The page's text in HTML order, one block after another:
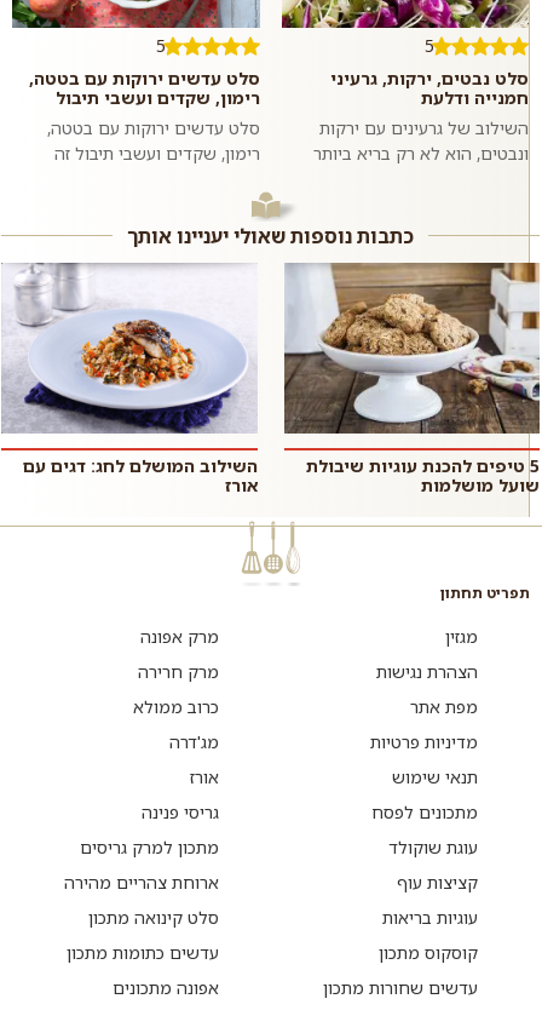
5
סלט נבטים, ירקות, גרעיני
חמנייה ודלעת
השילוב של גרעינים עם ירקות
ונבטים, הוא לא רק בריא ביותר
מש מונבטת ה...
5
סלט עדשים ירוקות עם בטטה,
רימון, שקדים ועשבי תיבול
סלט עדשים ירוקות עם בטטה,
רימון, שקדים ועשבי תיבול זה
משביע וסופר פשוט וזריז להכנה
בזכות...
כתבות נוספות שאולי יעניינו אותך
5 טיפים להכנת עוגיות שיבולת
שועל מושלמות
השילוב המושלם לחג: דגים עם
אורז
תפריט תחתון
מגזין
הצהרת נגישות
מפת אתר
מדיניות פרטיות
תנאי שימוש
מתכונים לפסח
עוגת שוקולד
קציצות עוף
עוגיות בריאות
קוסקוס מתכון
עדשים שחורות מתכון
מרק אפונה
מרק חרירה
כרוב ממולא
מג'דרה
אורז
גריסי פנינה
מתכון למרק גריסים
ארוחת צהריים מהירה
סלט קינואה מתכון
עדשים כתומות מתכון
אפונה מתכונים